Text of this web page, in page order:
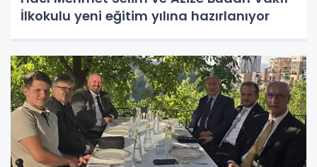
İlkokulu yeni eğitim yılına hazırlanıyor